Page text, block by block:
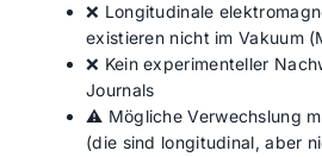
❌ Longitudinale
existieren nicht im Vakuum
❌ Kein experimenteller
Journals
⚠️ Mögliche Verwechslung
(die sind longitudinal, aber